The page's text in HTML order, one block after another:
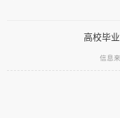
高校毕
信息来